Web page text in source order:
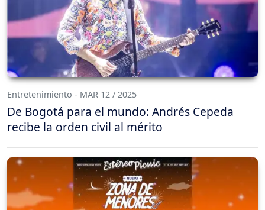
Entretenimiento - MAR 12 / 2025
De Bogotá para el mundo: Andrés Cepeda
recibe la orden civil al mérito